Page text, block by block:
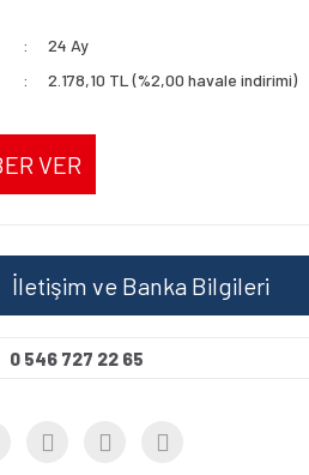
24 Ay
2.178,10 TL (%2,00 havale indirimi)
VER
İletişim ve Banka Bilgileri
0 546 727 22 65